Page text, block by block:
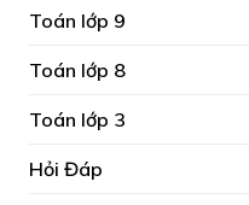
Toán lớp 9
Toán lớp 8
Toán lớp 3
Hỏi Đáp